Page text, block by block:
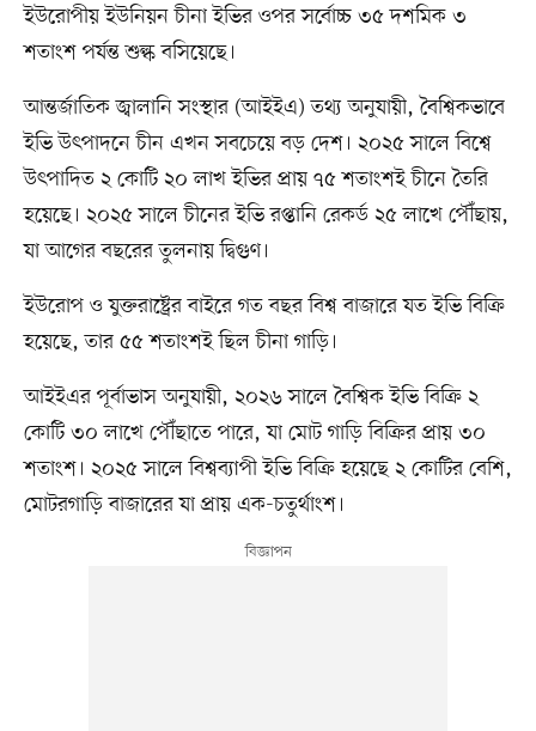
ইউরোপীয় ইউনিয়ন চীনা ইভির ওপর সর্বোচ্চ ৩৫ দশমিক ৩
শতাংশ পর্যন্ত শুল্ক বসিয়েছে।
আন্তর্জাতিক জ্বালানি সংস্থার (আইইএ) তথ্য অনুযায়ী, বৈশ্বিকভাবে
ইভি উৎপাদনে চীন এখন সবচেয়ে বড় দেশ। ২০২৫ সালে বিশ্বে
উৎপাদিত ২ কোটি ২০ লাখ ইভির প্রায় ৭৫ শতাংশই চীনে তৈরি
হয়েছে। ২০২৫ সালে চীনের ইভি রপ্তানি রেকর্ড ২৫ লাখে পৌঁছায়,
যা আগের বছরের তুলনায় দ্বিগুণ।
ইউরোপ ও যুক্তরাষ্ট্রের বাইরে গত বছর বিশ্ব বাজারে যত ইভি বিক্রি
হয়েছে, তার ৫৫ শতাংশই ছিল চীনা গাড়ি।
আইইএর পূর্বাভাস অনুযায়ী, ২০২৬ সালে বৈশ্বিক ইভি বিক্রি ২
কোটি ৩০ লাখে পৌঁছাতে পারে, যা মোট গাড়ি বিক্রির প্রায় ৩০
শতাংশ। ২০২৫ সালে বিশ্বব্যাপী ইভি বিক্রি হয়েছে ২ কোটির বেশি,
মোটরগাড়ি বাজারের যা প্রায় এক-চতুর্থাংশ।